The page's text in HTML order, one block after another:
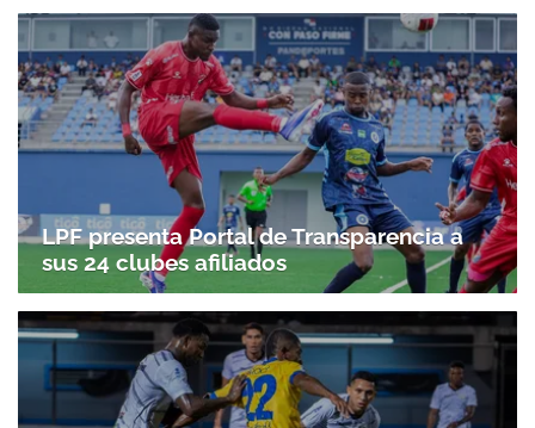
LPF presenta Portal de Transparencia a
sus 24 clubes afiliados